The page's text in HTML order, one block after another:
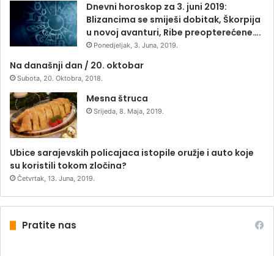
Dnevni horoskop za 3. juni 2019:
Blizancima se smiješi dobitak, Škorpija
u novoj avanturi, Ribe preopterećene….
Ponedjeljak, 3. Juna, 2019.
Na današnji dan / 20. oktobar
Subota, 20. Oktobra, 2018.
Mesna štruca
Srijeda, 8. Maja, 2019.
Ubice sarajevskih policajaca istopile oružje i auto koje
su koristili tokom zločina?
Četvrtak, 13. Juna, 2019.
Pratite nas